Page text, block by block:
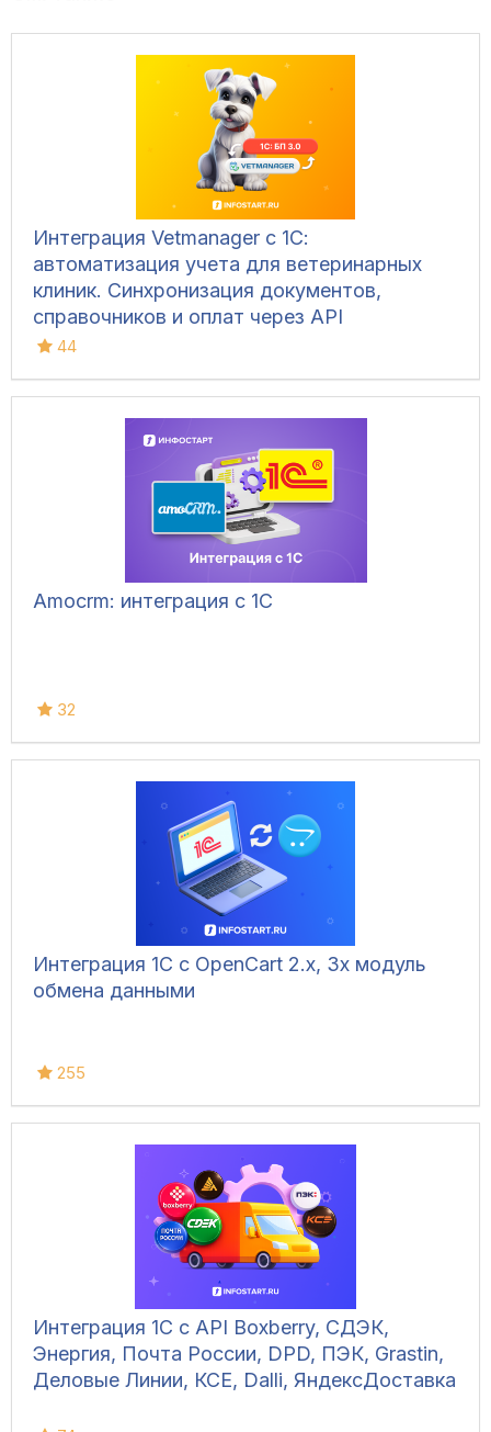
Интеграция Vetmanager с 1С:
автоматизация учета для ветеринарных
клиник. Синхронизация документов,
справочников и оплат через API
44
Amocrm: интеграция с 1С
32
Интеграция 1С с OpenCart 2.x, 3x модуль
обмена данными
255
Интеграция 1С с API Boxberry, СДЭК,
Энергия, Почта России, DPD, ПЭК, Grastin,
Деловые Линии, КСЕ, Dalli, ЯндексДоставка